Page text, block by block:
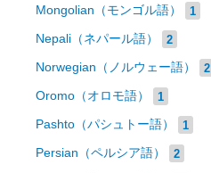
Mongolian（モンゴル語） 1
Nepali（ネパール語） 2
Norwegian（ノルウェー語） 2
Oromo（オロモ語） 1
Pashto（パシュトー語） 1
Persian（ペルシア語） 2